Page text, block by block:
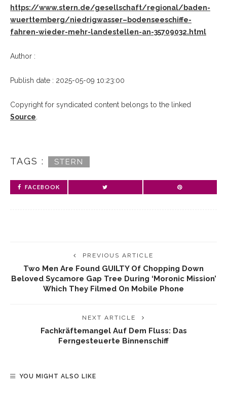
https://www.stern.de/gesellschaft/regional/baden-
wuerttemberg/niedrigwasser–bodenseeschiffe-
fahren-wieder-mehr-landestellen-an-35709032.html
Author :
Publish date : 2025-05-09 10:23:00
Copyright for syndicated content belongs to the linked
Source
TAGS : STERN
FACEBOOK
PREVIOUS ARTICLE
Two Men Are Found GUILTY Of Chopping Down
Beloved Sycamore Gap Tree During ‘moronic Mission’
Which They Filmed On Mobile Phone
NEXT ARTICLE
Fachkräftemangel Auf Dem Fluss: Das
Ferngesteuerte Binnenschiff
YOU MIGHT ALSO LIKE